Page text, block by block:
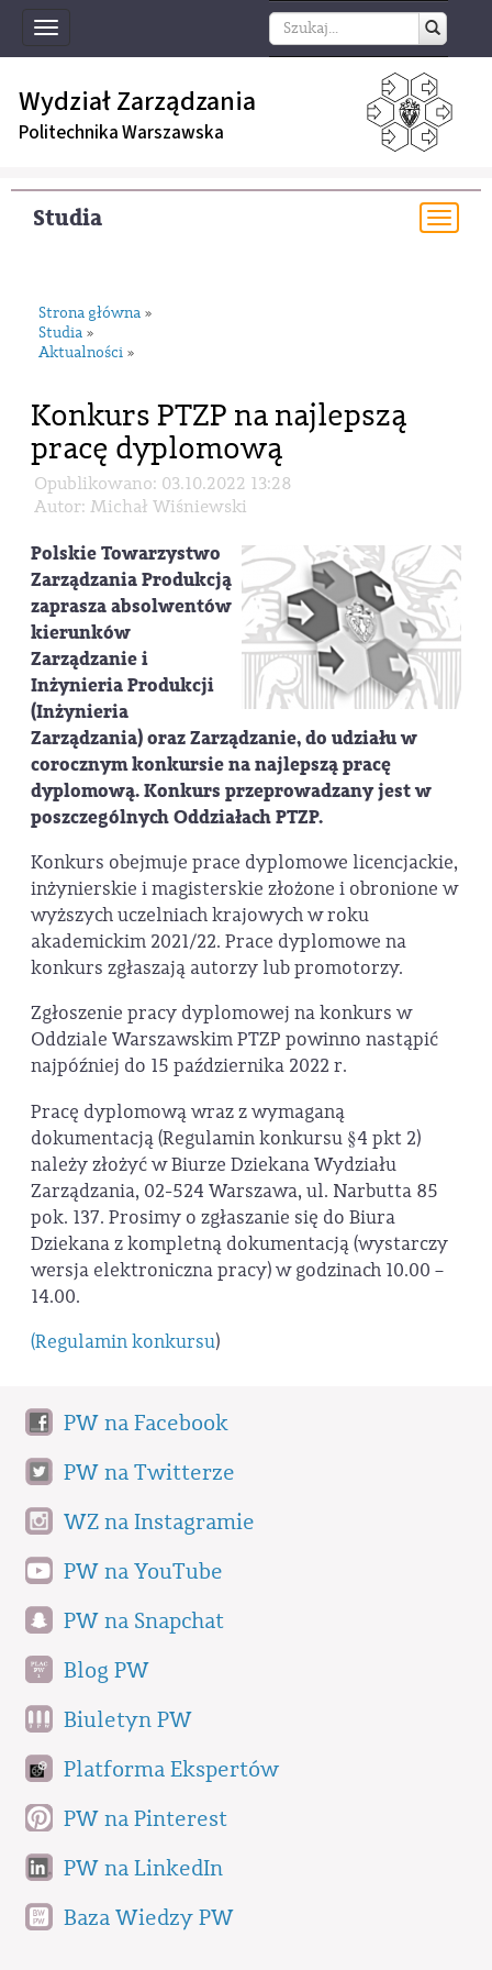
Toggle
navigation
Wydział Zarządzania
Politechnika Warszawska
Studia
Strona główna »
Studia »
Aktualności »
Konkurs PTZP na najlepszą
pracę dyplomową
Opublikowano: 03.10.2022 13:28
Autor: Michał Wiśniewski
Polskie Towarzystwo
Zarządzania Produkcją
zaprasza absolwentów
kierunków
Zarządzanie i
Inżynieria Produkcji
(Inżynieria
Zarządzania) oraz Zarządzanie, do udziału w
corocznym konkursie na najlepszą pracę
dyplomową. Konkurs przeprowadzany jest w
poszczególnych Oddziałach PTZP.
Konkurs obejmuje prace dyplomowe licencjackie,
inżynierskie i magisterskie złożone i obronione w
wyższych uczelniach krajowych w roku
akademickim 2021/22. Prace dyplomowe na
konkurs zgłaszają autorzy lub promotorzy.
Zgłoszenie pracy dyplomowej na konkurs w
Oddziale Warszawskim PTZP powinno nastąpić
najpóźniej do 15 października 2022 r.
Pracę dyplomową wraz z wymaganą
dokumentacją (Regulamin konkursu §4 pkt 2)
należy złożyć w Biurze Dziekana Wydziału
Zarządzania, 02-524 Warszawa, ul. Narbutta 85
pok. 137. Prosimy o zgłaszanie się do Biura
Dziekana z kompletną dokumentacją (wystarczy
wersja elektroniczna pracy) w godzinach 10.00 –
14.00.
(Regulamin konkursu)
PW na Facebook
PW na Twitterze
WZ na Instagramie
PW na YouTube
PW na Snapchat
Blog PW
Biuletyn PW
Platforma Ekspertów
PW na Pinterest
PW na LinkedIn
Baza Wiedzy PW